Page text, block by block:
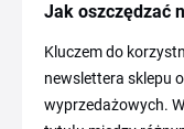
Jak oszczędzać
Kluczem do
newslettera sklepu
wyprzedażowych.